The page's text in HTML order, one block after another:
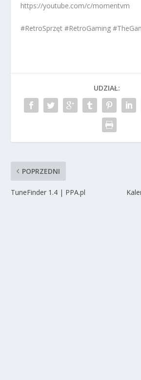
https://youtube.com/c/momentvm
#RetroSprzęt #RetroGaming
UDZIAŁ:
POPRZEDNI
TuneFinder 1.4 | PPA.pl